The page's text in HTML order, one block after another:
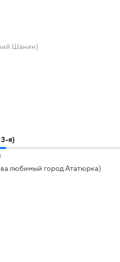
Шанин)
я)
любимый город Ататюрка)